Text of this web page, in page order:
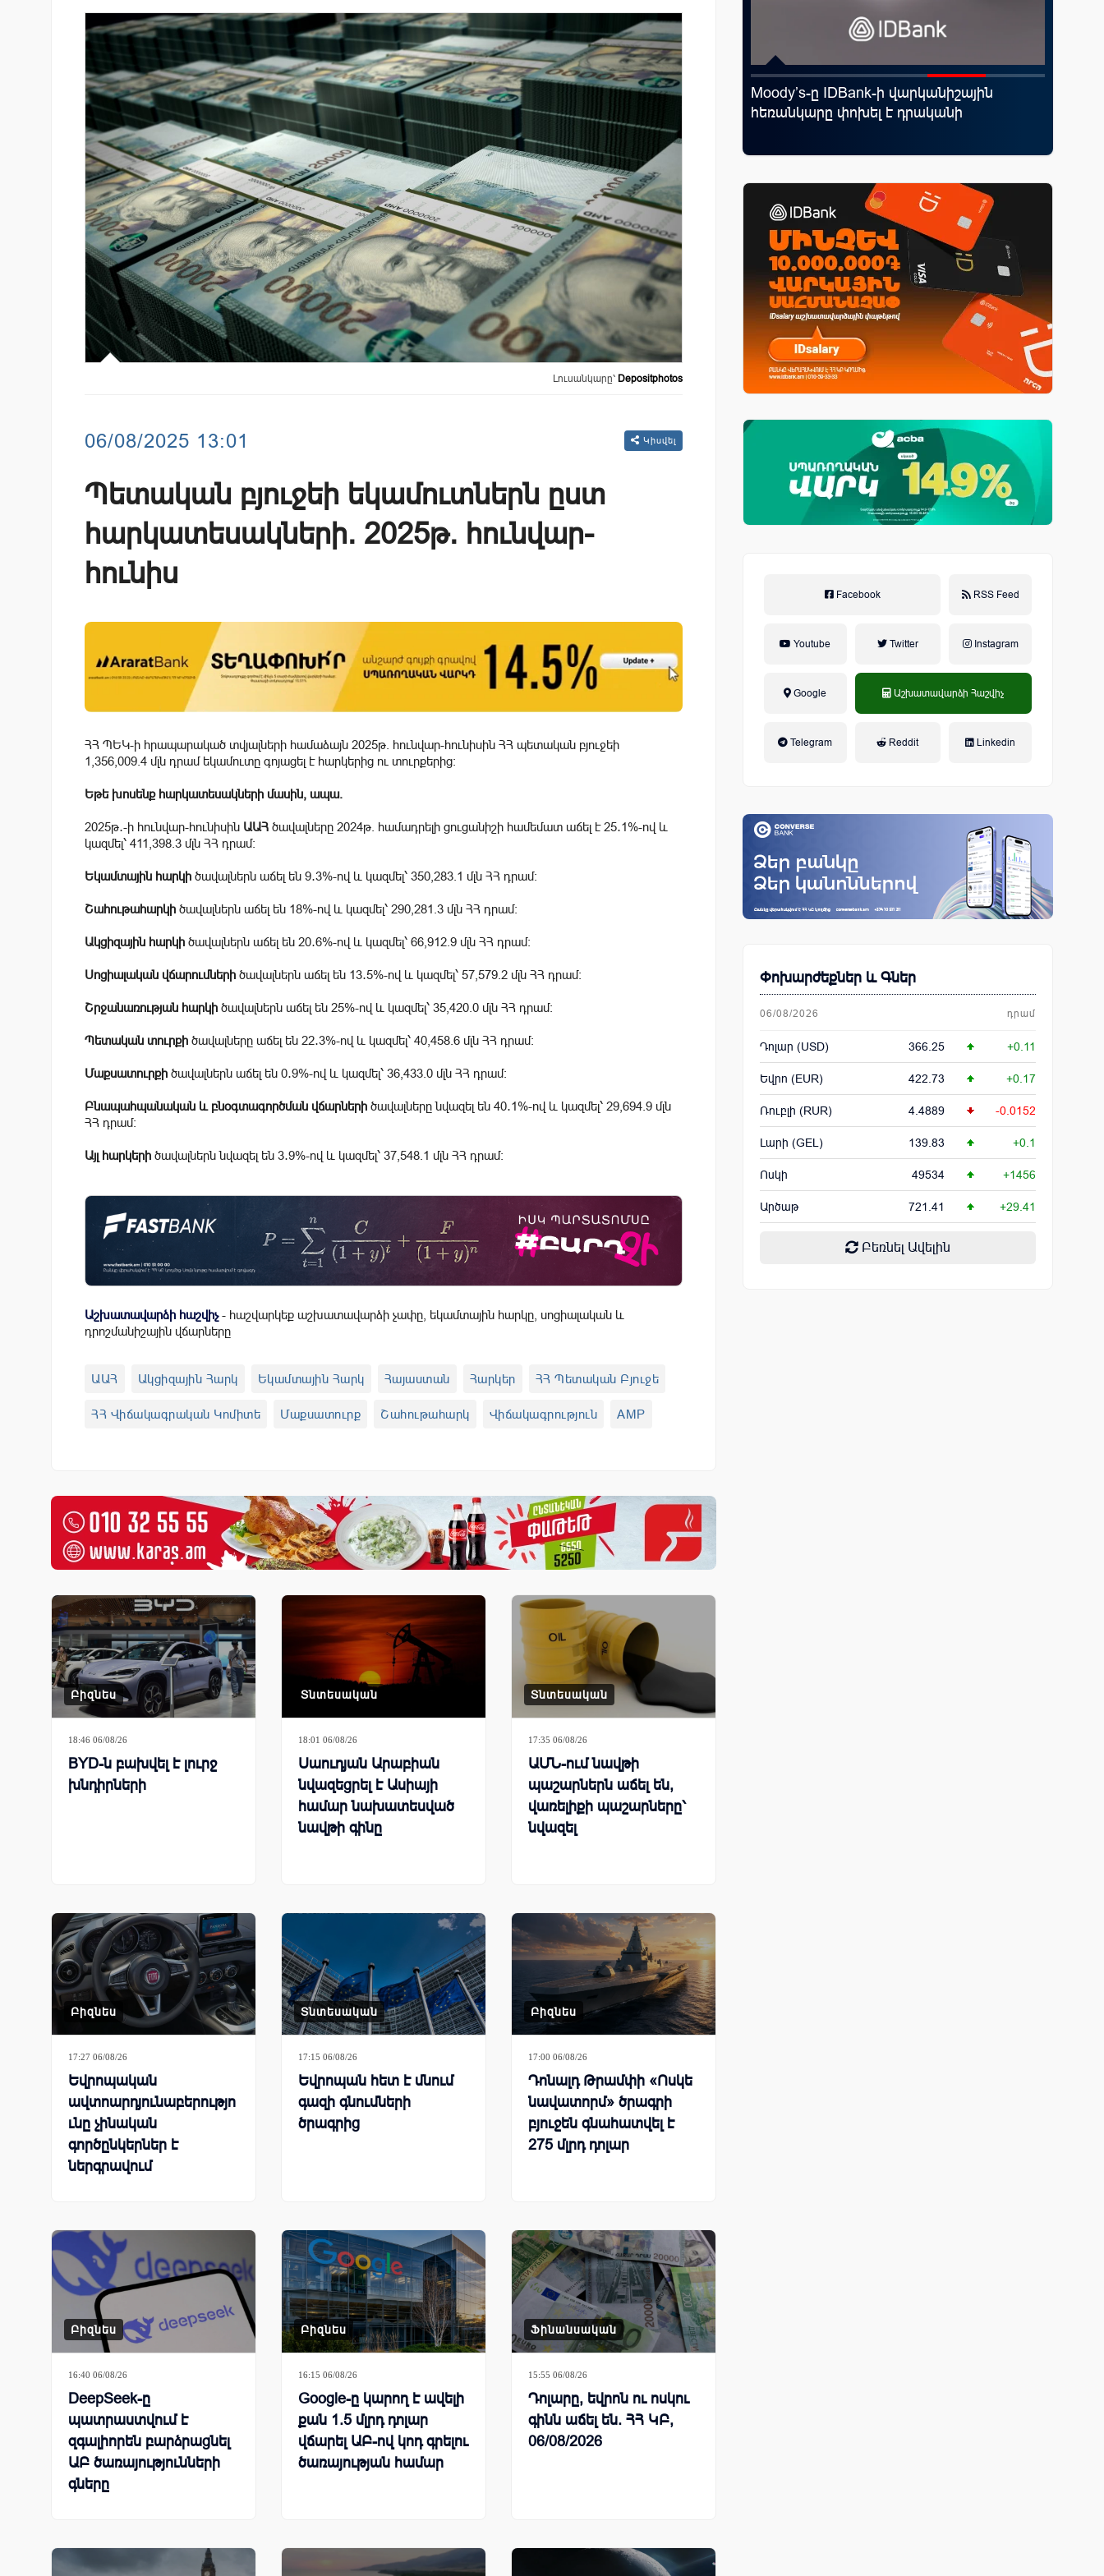
Լուսանկարը՝ Depositphotos
06/08/2025 13:01 Կիսվել
Պետական բյուջեի եկամուտներն ըստ
հարկատեսակների. 2025թ. հունվար-
հունիս
ՀՀ ՊԵԿ-ի հրապարակած տվյալների համաձայն 2025թ. հունվար-հունիսին ՀՀ պետական բյուջեի
1,356,009.4 մլն դրամ եկամուտը գոյացել է հարկերից ու տուրքերից։
Եթե խոսենք հարկատեսակների մասին, ապա.
2025թ․-ի հունվար-հունիսին ԱԱՀ ծավալները 2024թ. համադրելի ցուցանիշի համեմատ աճել է 25․1%-ով և
կազմել՝ 411,398.3 մլն ՀՀ դրամ։
Եկամտային հարկի ծավալներն աճել են 9․3%-ով և կազմել՝ 350,283.1 մլն ՀՀ դրամ։
Շահութահարկի ծավալներն աճել են 18%-ով և կազմել՝ 290,281.3 մլն ՀՀ դրամ։
Ակցիզային հարկի ծավալներն աճել են 20․6%-ով և կազմել՝ 66,912.9 մլն ՀՀ դրամ։
Սոցիալական վճարումների ծավալներն աճել են 13․5%-ով և կազմել՝ 57,579.2 մլն ՀՀ դրամ։
Շրջանառության հարկի ծավալներն աճել են 25%-ով և կազմել՝ 35,420.0 մլն ՀՀ դրամ։
Պետական տուրքի ծավալները աճել են 22․3%-ով և կազմել՝ 40,458.6 մլն ՀՀ դրամ։
Մաքսատուրքի ծավալներն աճել են 0․9%-ով և կազմել՝ 36,433.0 մլն ՀՀ դրամ։
Բնապահպանական և բնօգտագործման վճարների ծավալները նվազել են 40․1%-ով և կազմել՝ 29,694.9 մլն
ՀՀ դրամ։
Այլ հարկերի ծավալներն նվազել են 3․9%-ով և կազմել՝ 37,548.1 մլն ՀՀ դրամ։
Աշխատավարձի հաշվիչ - հաշվարկեք աշխատավարձի չափը, եկամտային հարկը, սոցիալական և
դրոշմանիշային վճարները
ԱԱՀ Ակցիզային Հարկ Եկամտային Հարկ Հայաստան Հարկեր ՀՀ Պետական Բյուջե
ՀՀ Վիճակագրական Կոմիտե Մաքսատուրք Շահութահարկ Վիճակագրություն AMP
է նոր Mastercard
և հատուկ արշավով
Սպորտ և փող. Ինչպես են պատմության
10 ամենահարուստ մարզիկները կուտակել
իրենց կարողությունը
Ֆասթ Բանկը Սևան Ստարտափ
Սամմիթին ներկայացրել է իր
պրոդուկտներն ու քարտային
առաջարկները
Moody’s-ը IDBank-ի վարկանիշային
հեռանկարը փոխել է դրականի
Facebook RSS Feed
Youtube Twitter Instagram
Google Աշխատավարձի Հաշվիչ
Telegram Reddit Linkedin
Փոխարժեքներ և Գներ
06/08/2026 դրամ
Դոլար (USD) 366.25 +0.11
Եվրո (EUR) 422.73 +0.17
Ռուբլի (RUR) 4.4889 -0.0152
Լարի (GEL) 139.83 +0.1
Ոսկի 49534 +1456
Արծաթ 721.41 +29.41
Բեռնել Ավելին
Բիզնես
18:46 06/08/26
BYD-ն բախվել է լուրջ
խնդիրների
Տնտեսական
18:01 06/08/26
Սաուդյան Արաբիան
նվազեցրել է Ասիայի
համար նախատեսված
նավթի գինը
Տնտեսական
17:35 06/08/26
ԱՄՆ-ում նավթի
պաշարներն աճել են,
վառելիքի պաշարները՝
նվազել
Բիզնես
17:27 06/08/26
Եվրոպական
ավտոարդյունաբերությո
ւնը չինական
գործընկերներ է
ներգրավում
Տնտեսական
17:15 06/08/26
Եվրոպան հետ է մնում
գազի գնումների
ծրագրից
Բիզնես
17:00 06/08/26
Դոնալդ Թրամփի «Ոսկե
նավատորմ» ծրագրի
բյուջեն գնահատվել է
275 մլրդ դոլար
Բիզնես
16:40 06/08/26
DeepSeek-ը
պատրաստվում է
զգալիորեն բարձրացնել
ԱԲ ծառայությունների
գները
Բիզնես
16:15 06/08/26
Google-ը կարող է ավելի
քան 1.5 մլրդ դոլար
վճարել ԱԲ-ով կոդ գրելու
ծառայության համար
Ֆինանսական
15:55 06/08/26
Դոլարը, եվրոն ու ոսկու
գինն աճել են. ՀՀ ԿԲ,
06/08/2026